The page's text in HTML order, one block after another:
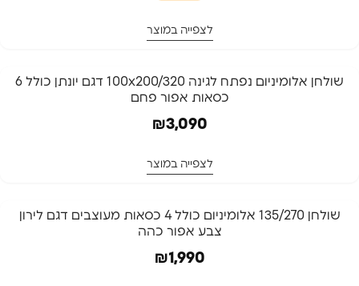
לצפייה במוצר
שולחן אלומיניום נפתח לגינה 100x200/320 דגם יונתן כולל 6
כסאות אפור פחם
₪3,090
לצפייה במוצר
שולחן 135/270 אלומיניום כולל 4 כסאות מעוצבים דגם לירון
צבע אפור כהה
₪1,990